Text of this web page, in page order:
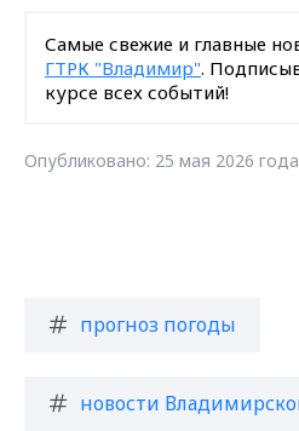
Самые свежие и главные
ГТРК "Владимир".
курсе всех событий!
Опубликовано: 25 мая 2026 года
прогноз погоды
новости